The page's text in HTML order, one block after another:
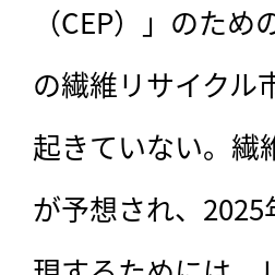
（CEP）」のた
の繊維リサイクル
起きていない。繊
が予想され、